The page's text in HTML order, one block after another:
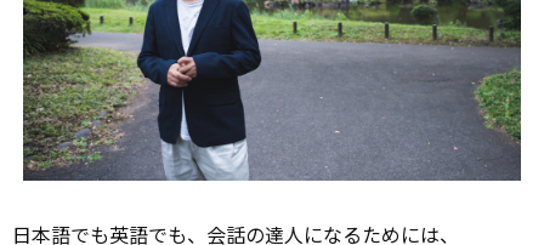
日本語でも英語でも、会話の達人になるためには、